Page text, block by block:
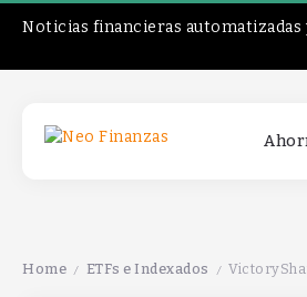
Noticias financieras
Home / ETFs e Indexados /